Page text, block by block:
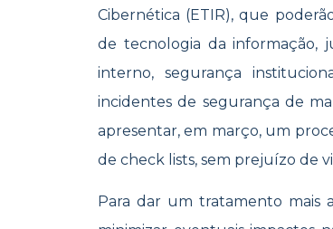
Cibernética (ETIR), que
de tecnologia da informação,
interno, segurança
incidentes de segurança de
apresentar, em março, um
de check lists, sem prejuízo de
Para dar um tratamento mais